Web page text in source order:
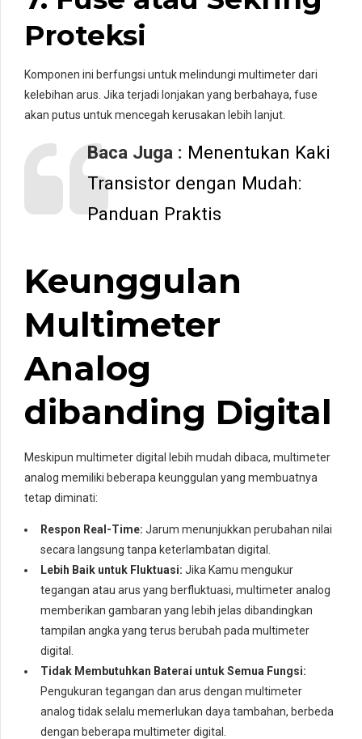
Proteksi
Komponen ini berfungsi untuk melindungi multimeter dari
kelebihan arus. Jika terjadi lonjakan yang berbahaya, fuse
akan putus untuk mencegah kerusakan lebih lanjut.
Baca Juga : Menentukan Kaki
Transistor dengan Mudah:
Panduan Praktis
Keunggulan
Multimeter
Analog
dibanding Digital
Meskipun multimeter digital lebih mudah dibaca, multimeter
analog memiliki beberapa keunggulan yang membuatnya
tetap diminati:
Respon Real-Time: Jarum menunjukkan perubahan nilai
secara langsung tanpa keterlambatan digital.
Lebih Baik untuk Fluktuasi: Jika Kamu mengukur
tegangan atau arus yang berfluktuasi, multimeter analog
memberikan gambaran yang lebih jelas dibandingkan
tampilan angka yang terus berubah pada multimeter
digital.
Tidak Membutuhkan Baterai untuk Semua Fungsi:
Pengukuran tegangan dan arus dengan multimeter
analog tidak selalu memerlukan daya tambahan, berbeda
dengan beberapa multimeter digital.